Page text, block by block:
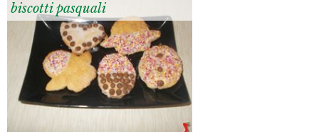
biscotti pasquali